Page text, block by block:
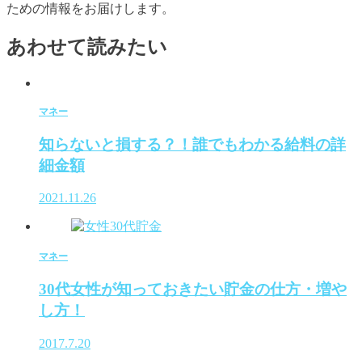
ための情報をお届けします。
あわせて読みたい
マネー
知らないと損する？！誰でもわかる給料の詳
細金額
2021.11.26
マネー
30代女性が知っておきたい貯金の仕方・増や
し方！
2017.7.20